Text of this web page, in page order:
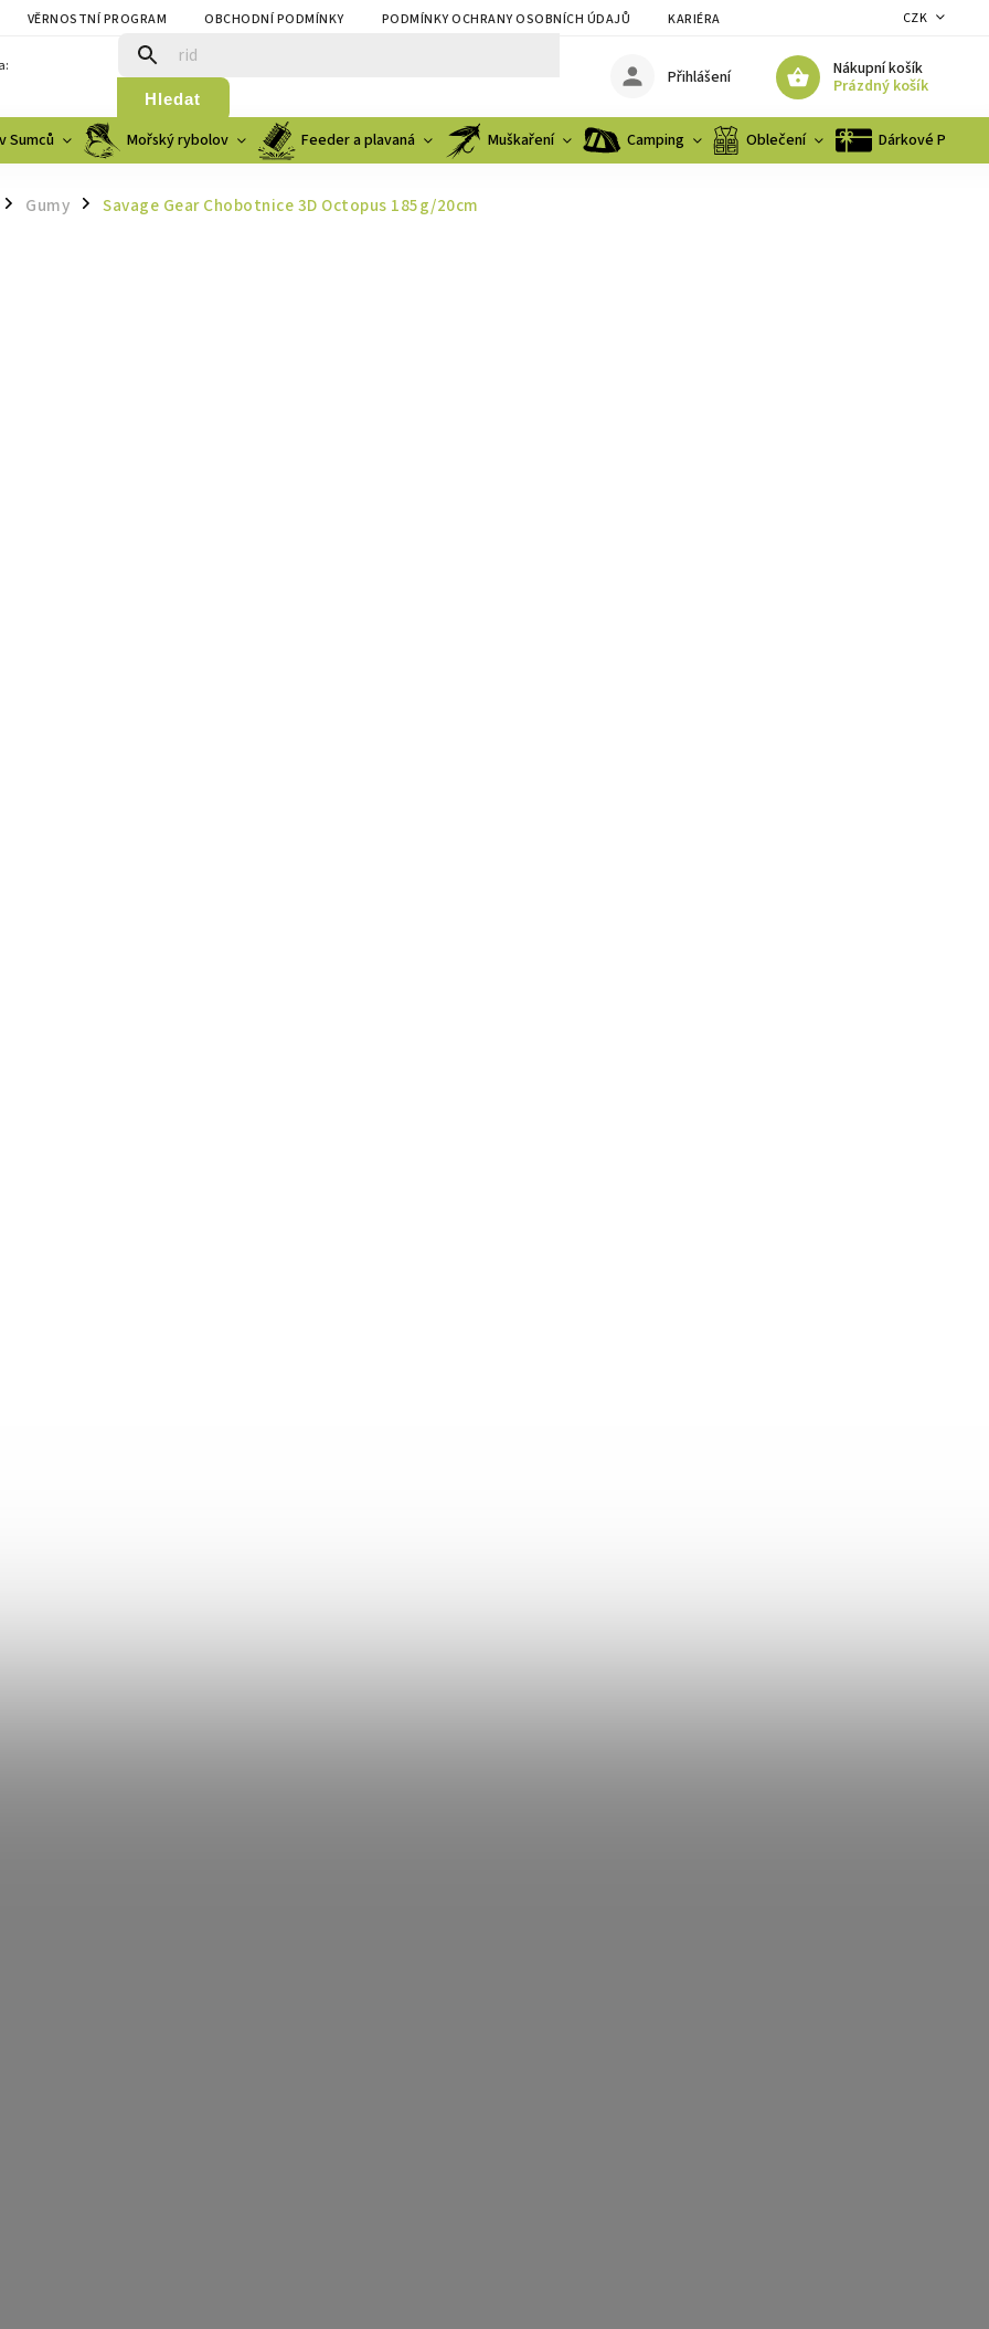
VĚRNOSTNÍ PROGRAM OBCHODNÍ PODMÍNKY PODMÍNKY OCHRANY OSOBNÍCH ÚDAJŮ KARIÉRA CZK
Hledat
Nákupní košík
Prázdný košík
Přihlášení
Sumců Mořský rybolov Feeder a plavaná Muškaření Camping Oblečení Dárkové
/ Gumy / Savage Gear Chobotnice 3D Octopus 185g/20cm